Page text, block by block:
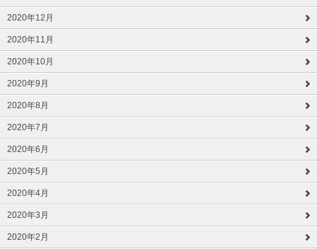
2020年12月
2020年11月
2020年10月
2020年9月
2020年8月
2020年7月
2020年6月
2020年5月
2020年4月
2020年3月
2020年2月